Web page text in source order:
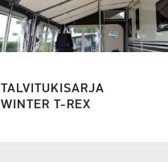
TALVITUKISARJA
WINTER T-REX